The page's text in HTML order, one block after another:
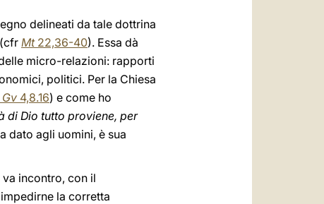
delineati da tale dottrina
Mt22,36-40). Essa dà
micro-relazioni: rapporti
politici. Per la Chiesa
Gv 4,8.16) e come ho
di Dio tutto proviene, per
dato agli uomini, è sua
incontro, con il
la corretta